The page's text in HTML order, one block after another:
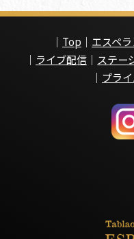
｜ Top ｜ エスペ
｜ ライブ配信 ｜ ステー
｜ プラ